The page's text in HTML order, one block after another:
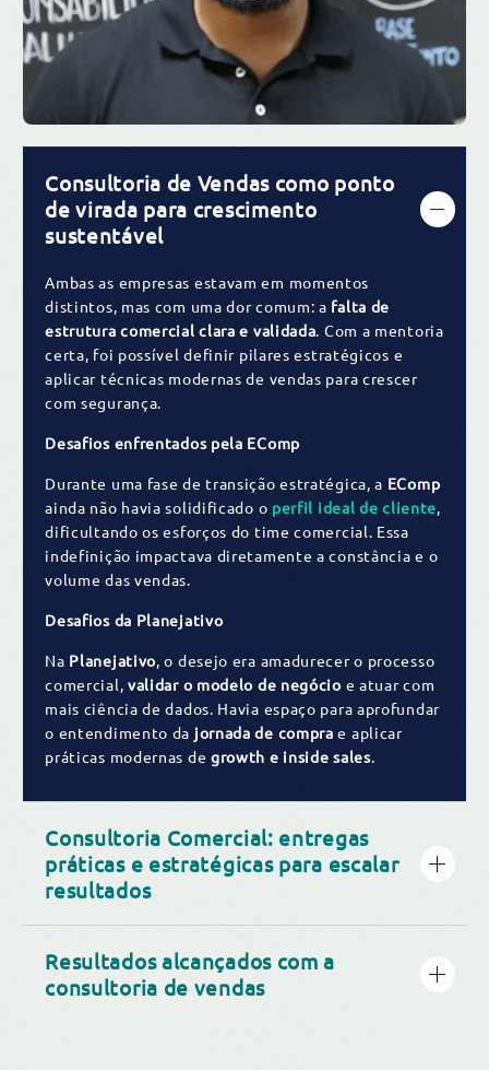
Consultoria de Vendas como ponto
de virada para crescimento
sustentável
Ambas as empresas estavam em momentos
distintos, mas com uma dor comum: a falta de
estrutura comercial clara e validada. Com a mentoria
certa, foi possível definir pilares estratégicos e
aplicar técnicas modernas de vendas para crescer
com segurança.
Desafios enfrentados pela EComp
Durante uma fase de transição estratégica, a EComp
ainda não havia solidificado o perfil ideal de cliente,
dificultando os esforços do time comercial. Essa
indefinição impactava diretamente a constância e o
volume das vendas.
Desafios da Planejativo
Na Planejativo, o desejo era amadurecer o processo
comercial, validar o modelo de negócio e atuar com
mais ciência de dados. Havia espaço para aprofundar
o entendimento da jornada de compra e aplicar
práticas modernas de growth e inside sales.
Consultoria Comercial: entregas
práticas e estratégicas para escalar
resultados
Resultados alcançados com a
consultoria de vendas